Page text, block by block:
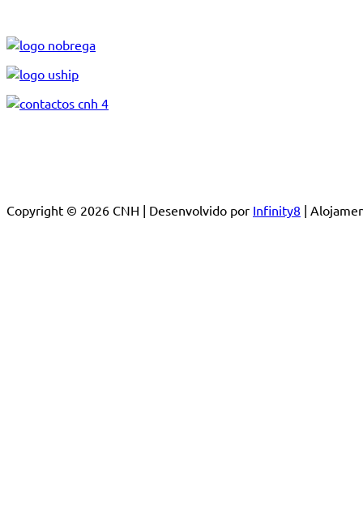
Copyright © 2026 CNH | Desenvolvido por Infinity8 |